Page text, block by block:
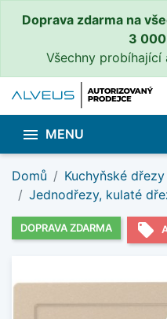
Doprava zdarma na
3 000
Všechny probíhající
 MENU
Domů Kuchyňské dřezy
Jednodřezy, kulaté
DOPRAVA ZDARMA local_offer